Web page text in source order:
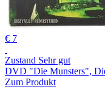
€ 7
Zustand Sehr gut
DVD "Die Munsters",
Zum Produkt